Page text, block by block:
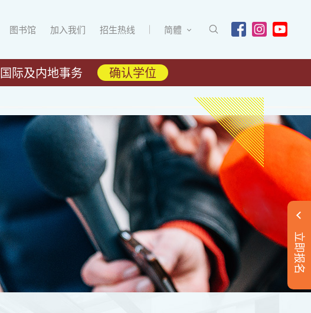
图书馆 加入我们 招生热线 简體
国际及内地事务 确认学位
立即报名